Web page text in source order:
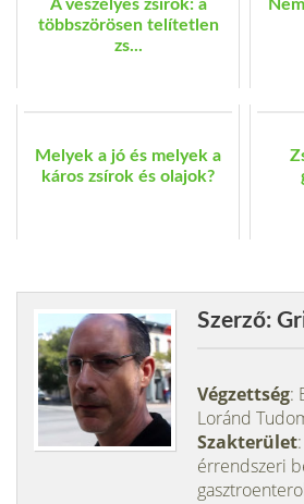
A veszélyes zsírok: a
többszörösen telítetlen
zs...
Melyek a jó és melyek a
káros zsírok és olajok?
Szerző:
Végzettség:
Loránd
Szakterület
érrendszeri